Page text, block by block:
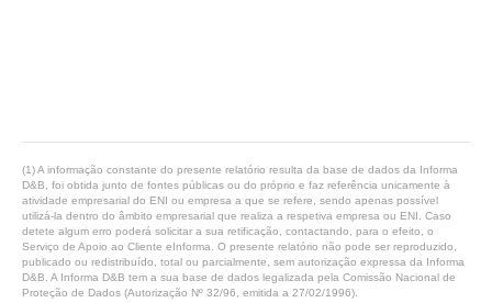
(1) A informação constante do presente relatório resulta da base de dados da Informa
D&B, foi obtida junto de fontes públicas ou do próprio e faz referência unicamente à
atividade empresarial do ENI ou empresa a que se refere, sendo apenas possível
utilizá-la dentro do âmbito empresarial que realiza a respetiva empresa ou ENI. Caso
detete algum erro poderá solicitar a sua retificação, contactando, para o efeito, o
Serviço de Apoio ao Cliente eInforma. O presente relatório não pode ser reproduzido,
publicado ou redistribuído, total ou parcialmente, sem autorização expressa da Informa
D&B. A Informa D&B tem a sua base de dados legalizada pela Comissão Nacional de
Proteção de Dados (Autorização Nº 32/96, emitida a 27/02/1996).